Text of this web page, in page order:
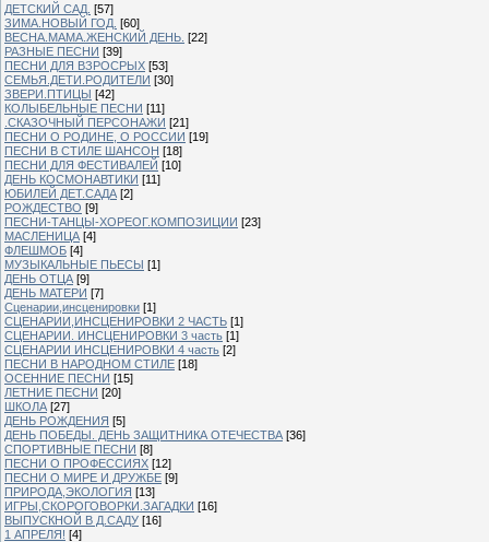
ДЕТСКИЙ САД. [57]
ЗИМА.НОВЫЙ ГОД. [60]
ВЕСНА.МАМА.ЖЕНСКИЙ ДЕНЬ. [22]
РАЗНЫЕ ПЕСНИ [39]
ПЕСНИ ДЛЯ ВЗРОСРЫХ [53]
СЕМЬЯ.ДЕТИ.РОДИТЕЛИ [30]
ЗВЕРИ.ПТИЦЫ [42]
КОЛЫБЕЛЬНЫЕ ПЕСНИ [11]
.СКАЗОЧНЫЙ ПЕРСОНАЖИ [21]
ПЕСНИ О РОДИНЕ, О РОССИИ [19]
ПЕСНИ В СТИЛЕ ШАНСОН [18]
ПЕСНИ ДЛЯ ФЕСТИВАЛЕЙ [10]
ДЕНЬ КОСМОНАВТИКИ [11]
ЮБИЛЕЙ ДЕТ.САДА [2]
РОЖДЕСТВО [9]
ПЕСНИ-ТАНЦЫ-ХОРЕОГ.КОМПОЗИЦИИ [23]
МАСЛЕНИЦА [4]
ФЛЕШМОБ [4]
МУЗЫКАЛЬНЫЕ ПЬЕСЫ [1]
ДЕНЬ ОТЦА [9]
ДЕНЬ МАТЕРИ [7]
Сценарии,инсценировки [1]
СЦЕНАРИИ,ИНСЦЕНИРОВКИ 2 ЧАСТЬ [1]
СЦЕНАРИИ. ИНСЦЕНИРОВКИ 3 часть [1]
СЦЕНАРИИ ИНСЦЕНИРОВКИ 4 часть [2]
ПЕСНИ В НАРОДНОМ СТИЛЕ [18]
ОСЕННИЕ ПЕСНИ [15]
ЛЕТНИЕ ПЕСНИ [20]
ШКОЛА [27]
ДЕНЬ РОЖДЕНИЯ [5]
ДЕНЬ ПОБЕДЫ. ДЕНЬ ЗАЩИТНИКА ОТЕЧЕСТВА [36]
СПОРТИВНЫЕ ПЕСНИ [8]
ПЕСНИ О ПРОФЕССИЯХ [12]
ПЕСНИ О МИРЕ И ДРУЖБЕ [9]
ПРИРОДА,ЭКОЛОГИЯ [13]
ИГРЫ,СКОРОГОВОРКИ.ЗАГАДКИ [16]
ВЫПУСКНОЙ В Д.САДУ [16]
1 АПРЕЛЯ! [4]